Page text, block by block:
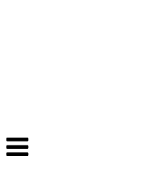
Veksle
navigasjon